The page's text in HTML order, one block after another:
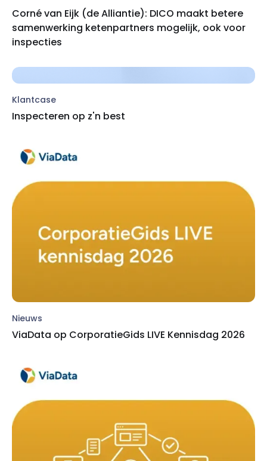
Corné van Eijk (de Alliantie): DICO maakt betere
samenwerking ketenpartners mogelijk, ook voor
inspecties
Klantcase
Inspecteren op z'n best
Nieuws
ViaData op CorporatieGids LIVE Kennisdag 2026